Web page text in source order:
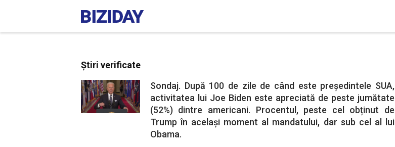
Știri verificate
Sondaj. După 100 de zile de când este președintele SUA,
activitatea lui Joe Biden este apreciată de peste jumătate
(52%) dintre americani. Procentul, peste cel obținut de
Trump în același moment al mandatului, dar sub cel al lui
Obama.